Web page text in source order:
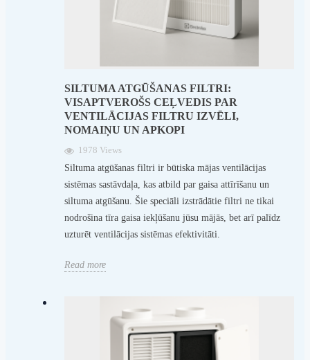
SILTUMA ATGŪŠANAS FILTRI:
VISAPTVEROŠS CEĻVEDIS PAR
VENTILĀCIJAS FILTRU IZVĒLI,
NOMAIŅU UN APKOPI
1978 Views
Siltuma atgūšanas filtri ir būtiska mājas ventilācijas
sistēmas sastāvdaļa, kas atbild par gaisa attīrīšanu un
siltuma atgūšanu. Šie speciāli izstrādātie filtri ne tikai
nodrošina tīra gaisa iekļūšanu jūsu mājās, bet arī palīdz
uzturēt ventilācijas sistēmas efektivitāti.
Read more